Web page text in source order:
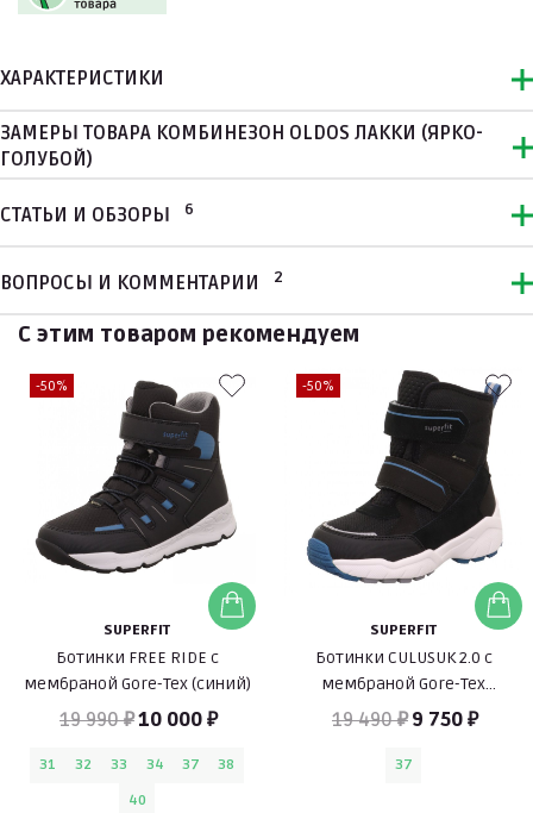
ХАРАКТЕРИСТИКИ
ЗАМЕРЫ ТОВАРА КОМБИНЕЗОН OLDOS ЛАККИ (ЯРКО-
ГОЛУБОЙ)
СТАТЬИ И ОБЗОРЫ 6
ВОПРОСЫ И КОММЕНТАРИИ 2
С этим товаром рекомендуем
-50%
SUPERFIT
Ботинки FREE RIDE c
мембраной Gore-Tex (синий)
19 990 ₽10 000 ₽
31 32 33 34 37
38
40
-50%
SUPERFIT
Ботинки CULUSUK 2.0 c
мембраной Gore-Tex
(черный/синий)
19 490 ₽ 9 750 ₽
37